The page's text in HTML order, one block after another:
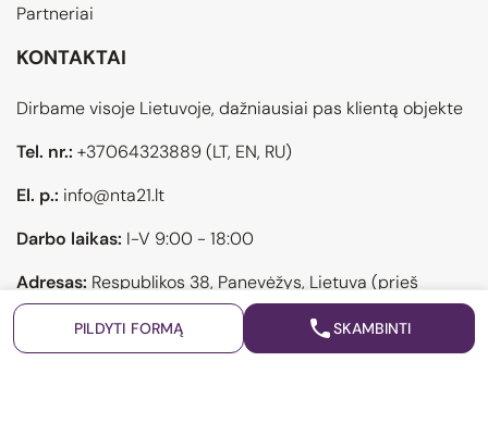
PILDYTI FORMĄ SKAMBINTI
Partneriai
KONTAKTAI
Dirbame visoje Lietuvoje, dažniausiai pas klientą objekte
Tel. nr.: +37064323889(LT, EN, RU)
El. p.: info@nta21.lt
Darbo laikas: I-V 9:00 - 18:00
Adresas: Respublikos 38, Panevėžys, Lietuva (prieš
atvykstant pasiskambinti)